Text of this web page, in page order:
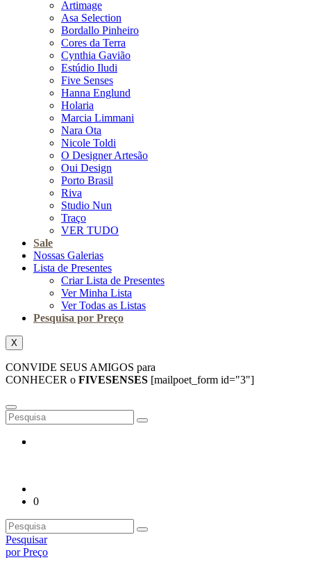
Artimage
Asa Selection
Bordallo Pinheiro
Cores da Terra
Cynthia Gavião
Estúdio Iludi
Five Senses
Hanna Englund
Holaria
Marcia Limmani
Nara Ota
Nicole Toldi
O Designer Artesão
Oui Design
Porto Brasil
Riva
Studio Nun
Traço
VER TUDO
Sale
Nossas Galerias
Lista de Presentes
Criar Lista de Presentes
Ver Minha Lista
Ver Todas as Listas
Pesquisa por Preço
X
CONVIDE SEUS AMIGOS para
CONHECER o FIVESENSES [mailpoet_form id="3"]
0
Pesquisar
por Preço